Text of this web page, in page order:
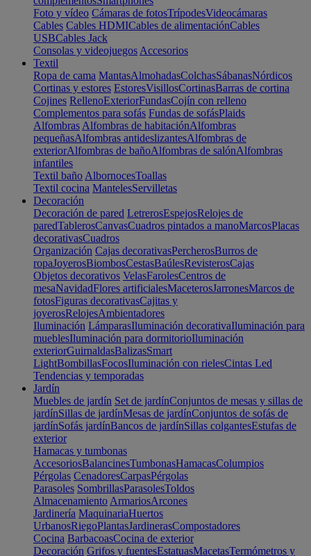
Foto y vídeo Cámaras de fotosTrípodesVideocámaras
Cables Cables HDMICables de alimentaciónCables
USBCables Jack
Consolas y videojuegos Accesorios
Textil
Ropa de cama MantasAlmohadasColchasSábanasNórdicos
Cortinas y estores EstoresVisillosCortinasBarras de cortina
Cojines RellenoExteriorFundasCojín con relleno
Complementos para sofás Fundas de sofásPlaids
Alfombras Alfombras de habitaciónAlfombras
pequeñasAlfombras antideslizantesAlfombras de
exteriorAlfombras de bañoAlfombras de salónAlfombras
infantiles
Textil baño AlbornocesToallas
Textil cocina MantelesServilletas
Decoración
Decoración de pared LetrerosEspejosRelojes de
paredTablerosCanvasCuadros pintados a manoMarcosPlacas
decorativasCuadros
Organización Cajas decorativasPercherosBurros de
ropaJoyerosBiombosCestasBaúlesRevisterosCajas
Objetos decorativos VelasFarolesCentros de
mesaNavidadFlores artificialesMaceterosJarronesMarcos de
fotosFiguras decorativasCajitas y
joyerosRelojesAmbientadores
Iluminación LámparasIluminación decorativaIluminación para
mueblesIluminación para dormitorioIluminación
exteriorGuirnaldasBalizasSmart
LightBombillasFocosIluminación con rielesCintas Led
Tendencias y temporadas
Jardín
Muebles de jardín Set de jardínConjuntos de mesas y sillas de
jardínSillas de jardínMesas de jardínConjuntos de sofás de
jardínSofás jardínBancos de jardínSillas colgantesEstufas de
exterior
Hamacas y tumbonas
AccesoriosBalancinesTumbonasHamacasColumpios
Pérgolas CenadoresCarpasPérgolas
Parasoles SombrillasParasolesToldos
Almacenamiento ArmariosArcones
Jardinería MaquinariaHuertos
UrbanosRiegoPlantasJardinerasCompostadores
Cocina BarbacoasCocina de exterior
Decoración Grifos y fuentesEstatuasMacetasTermómetros y